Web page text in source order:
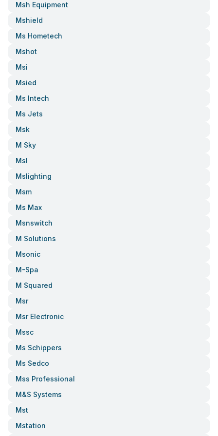
Msh Equipment
Mshield
Ms Hometech
Mshot
Msi
Msied
Ms Intech
Ms Jets
Msk
M Sky
Msl
Mslighting
Msm
Ms Max
Msnswitch
M Solutions
Msonic
M-Spa
M Squared
Msr
Msr Electronic
Mssc
Ms Schippers
Ms Sedco
Mss Professional
M&s Systems
Mst
Mstation